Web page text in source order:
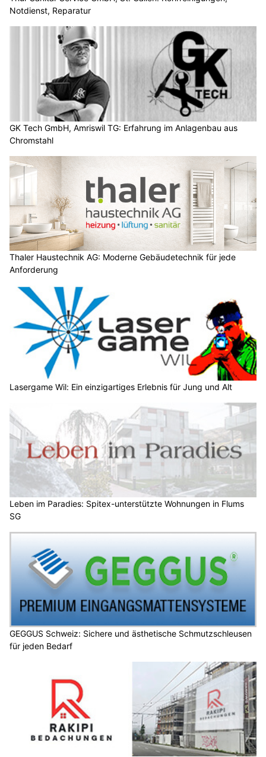
Notdienst, Reparatur
GK Tech GmbH, Amriswil TG: Erfahrung im Anlagenbau aus
Chromstahl
Thaler Haustechnik AG: Moderne Gebäudetechnik für jede
Anforderung
Lasergame Wil: Ein einzigartiges Erlebnis für Jung und Alt
Leben im Paradies: Spitex-unterstützte Wohnungen in Flums
SG
GEGGUS Schweiz: Sichere und ästhetische Schmutzschleusen
für jeden Bedarf